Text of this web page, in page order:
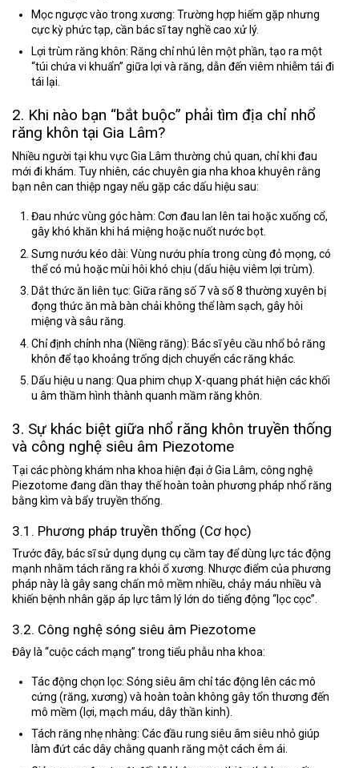
Mọc ngược vào trong xương: Trường hợp hiếm gặp nhưng
cực kỳ phức tạp, cần bác sĩ tay nghề cao xử lý.
Lợi trùm răng khôn: Răng chỉ nhú lên một phần, tạo ra một
“túi chứa vi khuẩn” giữa lợi và răng, dẫn đến viêm nhiễm tái đi
tái lại.
2. Khi nào bạn “bắt buộc” phải tìm địa chỉ nhổ
răng khôn tại Gia Lâm?
Nhiều người tại khu vực Gia Lâm thường chủ quan, chỉ khi đau
mới đi khám. Tuy nhiên, các chuyên gia nha khoa khuyên rằng
bạn nên can thiệp ngay nếu gặp các dấu hiệu sau:
Đau nhức vùng góc hàm: Cơn đau lan lên tai hoặc xuống cổ,
gây khó khăn khi há miệng hoặc nuốt nước bọt.
Sưng nướu kéo dài: Vùng nướu phía trong cùng đỏ mọng, có
thể có mủ hoặc mùi hôi khó chịu (dấu hiệu viêm lợi trùm).
Dắt thức ăn liên tục: Giữa răng số 7 và số 8 thường xuyên bị
đọng thức ăn mà bàn chải không thể làm sạch, gây hôi
miệng và sâu răng.
Chỉ định chỉnh nha (Niềng răng): Bác sĩ yêu cầu nhổ bỏ răng
khôn để tạo khoảng trống dịch chuyển các răng khác.
Dấu hiệu u nang: Qua phim chụp X-quang phát hiện các khối
u âm thầm hình thành quanh mầm răng khôn.
3. Sự khác biệt giữa nhổ răng khôn truyền thống
và công nghệ siêu âm Piezotome
Tại các phòng khám nha khoa hiện đại ở Gia Lâm, công nghệ
Piezotome đang dần thay thế hoàn toàn phương pháp nhổ răng
bằng kìm và bẩy truyền thống.
3.1. Phương pháp truyền thống (Cơ học)
Trước đây, bác sĩ sử dụng dụng cụ cầm tay để dùng lực tác động
mạnh nhằm tách răng ra khỏi ổ xương. Nhược điểm của phương
pháp này là gây sang chấn mô mềm nhiều, chảy máu nhiều và
khiến bệnh nhân gặp áp lực tâm lý lớn do tiếng động “lọc cọc”.
3.2. Công nghệ sóng siêu âm Piezotome
Đây là “cuộc cách mạng” trong tiểu phẫu nha khoa:
Tác động chọn lọc: Sóng siêu âm chỉ tác động lên các mô
cứng (răng, xương) và hoàn toàn không gây tổn thương đến
mô mềm (lợi, mạch máu, dây thần kinh).
Tách răng nhẹ nhàng: Các đầu rung siêu âm siêu nhỏ giúp
làm đứt các dây chằng quanh răng một cách êm ái.